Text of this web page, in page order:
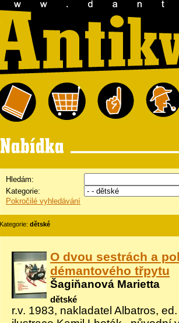
Hledám:
Kategorie:
Pokročilé vyhledávání
Kategorie: dětské
O dvou sestrách a
démantového třpytu
Šagiňanová Marietta
dětské
r.v. 1983, nakladatel Albatros,